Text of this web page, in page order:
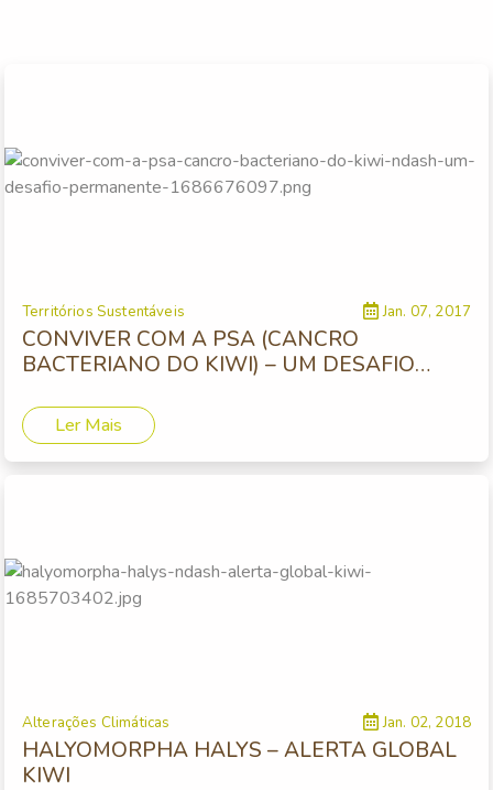
Territórios Sustentáveis Jan. 07, 2017
CONVIVER COM A PSA (CANCRO
BACTERIANO DO KIWI) – UM DESAFIO
Ler Mais
Alterações Climáticas Jan. 02, 2018
HALYOMORPHA HALYS – ALERTA GLOBAL
KIWI